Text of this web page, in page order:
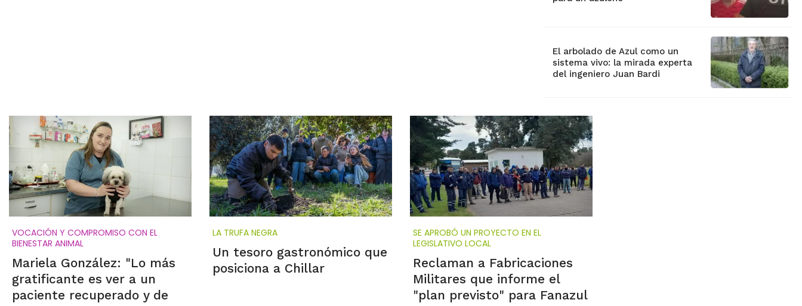
El arbolado de Azul como un
sistema vivo: la mirada experta
del ingeniero Juan Bardi
VOCACIÓN Y COMPROMISO CON EL
BIENESTAR ANIMAL
Mariela González: "Lo más
gratificante es ver a un
paciente recuperado y de
LA TRUFA NEGRA
Un tesoro gastronómico que
posiciona a Chillar
SE APROBÓ UN PROYECTO EN EL
LEGISLATIVO LOCAL
Reclaman a Fabricaciones
Militares que informe el
"plan previsto" para Fanazul